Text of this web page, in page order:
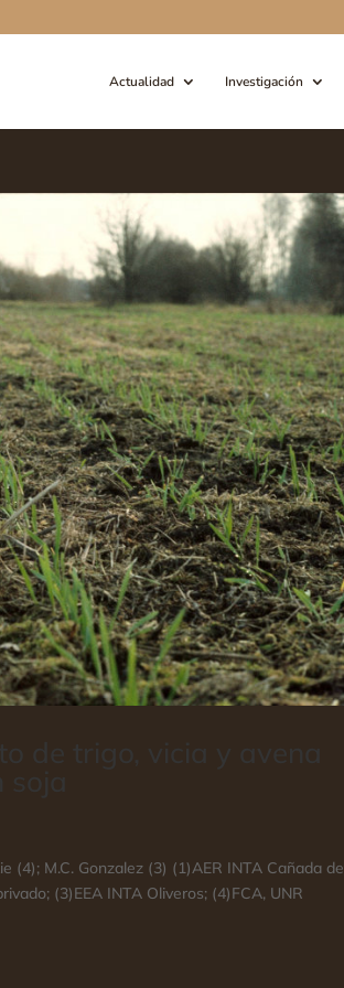
Actualidad Investigación
(4); M.C. Gonzalez (3) (1)AER INTA Cañada de
(3)EEA INTA Oliveros; (4)FCA, UNR